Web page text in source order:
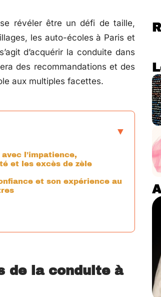
révéler être un défi de taille,
les auto-écoles à Paris et
d’acquérir la conduite dans
des recommandations et des
aux multiples facettes.
l’impatience,
et les excès de zèle
et son expérience au
de la conduite à